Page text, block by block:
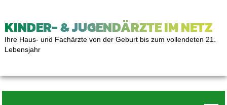
KINDER- & JUGENDÄRZTE IM NETZ
Ihre Haus- und Fachärzte von der Geburt bis zum vollendeten 21.
Lebensjahr